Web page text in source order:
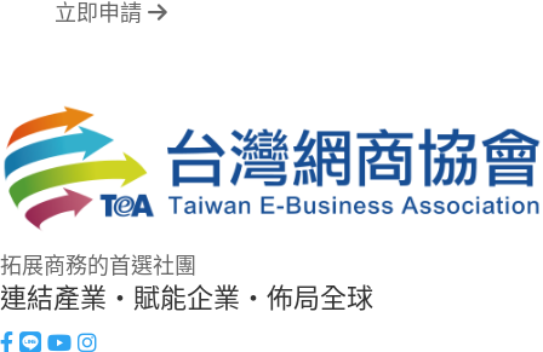
立即申請
拓展商務的首選社團
連結產業・賦能企業・佈局全球